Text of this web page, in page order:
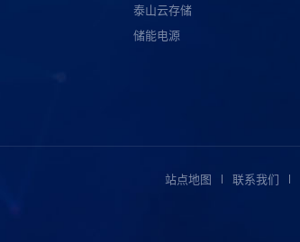
泰山云存储
储能电源
站点地图 联系我们